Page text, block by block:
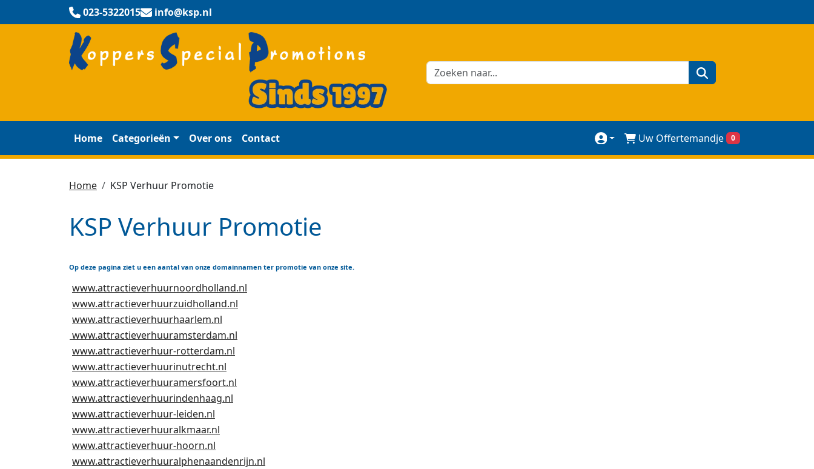
023-5322015 info@ksp.nl
zoeken
Home Categorieën Over ons Contact Uw Offertemandje 0
Home KSP Verhuur Promotie
KSP Verhuur Promotie
Op deze pagina ziet u een aantal van onze domainnamen ter promotie van onze site.
www.attractieverhuurnoordholland.nl
www.attractieverhuurzuidholland.nl
www.attractieverhuurhaarlem.nl
www.attractieverhuuramsterdam.nl
www.attractieverhuur-rotterdam.nl
www.attractieverhuurinutrecht.nl
www.attractieverhuuramersfoort.nl
www.attractieverhuurindenhaag.nl
www.attractieverhuur-leiden.nl
www.attractieverhuuralkmaar.nl
www.attractieverhuur-hoorn.nl
www.attractieverhuuralphenaandenrijn.nl